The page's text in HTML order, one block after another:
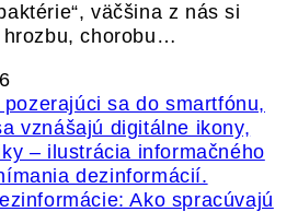
väčšina z nás si
chorobu…
Ako spracúvajú